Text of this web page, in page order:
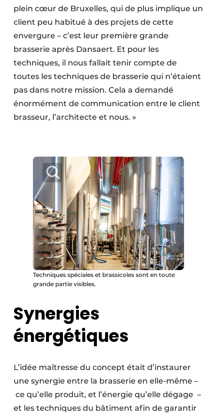
plein cœur de Bruxelles, qui de plus implique un
client peu habitué à des projets de cette
envergure – c’est leur première grande
brasserie après Dansaert. Et pour les
techniques, il nous fallait tenir compte de
toutes les techniques de brasserie qui n’étaient
pas dans notre mission. Cela a demandé
énormément de communication entre le client
brasseur, l’architecte et nous. »
Techniques spéciales et brassicoles sont en toute
grande partie visibles.
Synergies
énergétiques
L’idée maîtresse du concept était d’instaurer
une synergie entre la brasserie en elle-même –
ce qu’elle produit, et l’énergie qu’elle dégage –
et les techniques du bâtiment afin de garantir